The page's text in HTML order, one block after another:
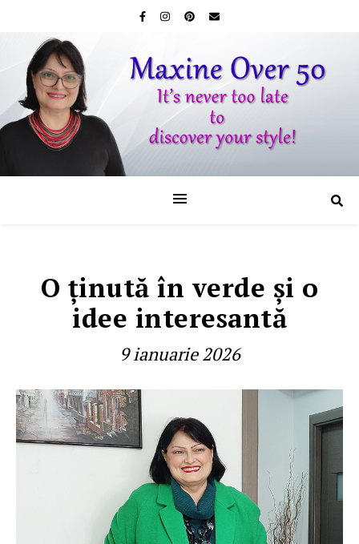
O ţinută în verde şi o
idee interesantă
9 ianuarie 2026